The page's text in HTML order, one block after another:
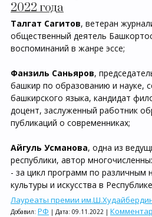
2022 года
Талгат Сагитов, ветеран
общественный деятель
воспоминаний в жанре эссе;
Фанзиль Саньяров,
башкир по образованию и науке,
башкирского языка, кандидат
доцент, заслуженный работник
публикаций о современниках;
Айгуль Усманова, одна из
республики, автор
- за цикл программ по различным
культуры и искусства в
Лауреаты премии
Добавил: РФ | Дата: 09.11.2022 |